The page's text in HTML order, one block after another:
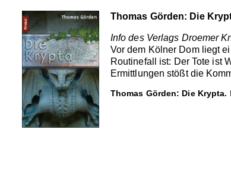
Thomas Görden: Die
Info des Verlags Droemer
Vor dem Kölner Dom liegt
Routinefall ist: Der Tote ist
Ermittlungen stößt die
Thomas Görden: Die Krypta.